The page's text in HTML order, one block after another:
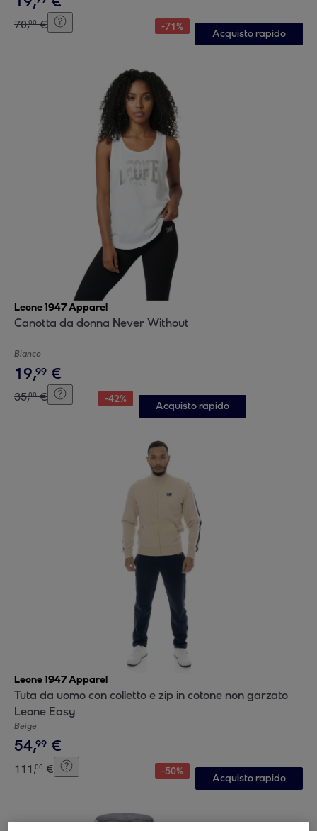
70,00 € -71%
Acquisto rapido
Leone 1947 Apparel
Canotta da donna Never Without
Bianco
19,99 €
35,00 € -42%
Acquisto rapido
Leone 1947 Apparel
Tuta da uomo con colletto e zip in cotone non garzato
Leone Easy
Beige
54,99 €
111,00 € -50%
Acquisto rapido